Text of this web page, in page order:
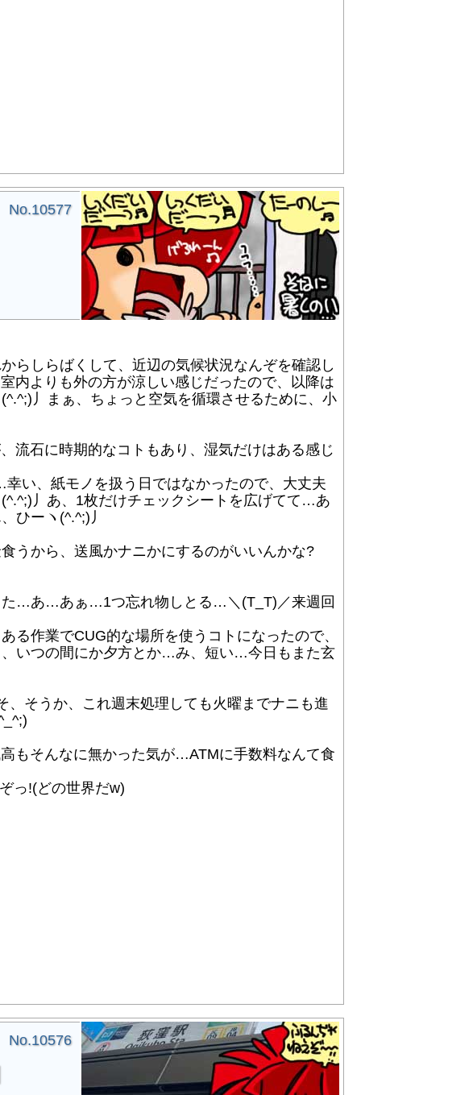
No.10577
らしらばくして、近辺の気候状況なんぞを確認し
内よりも外の方が涼しい感じだったので、以降は
丿まぁ、ちょっと空気を循環させるために、小
流石に時期的なコトもあり、湿気だけはある感じ
い、紙モノを扱う日ではなかったので、大丈夫
丿あ、1枚だけチェックシートを広げてて…あ
ひーヽ(^.^;)丿
から、送風かナニかにするのがいいんかな?
た…あ…あぁ…1つ忘れ物しとる…＼(T_T)／来週回
る作業でCUG的な場所を使うコトになったので、
いつの間にか夕方とか…み、短い…今日もまた玄
そうか、これ週末処理しても火曜までナニも進
もそんなに無かった気が…ATMに手数料なんて食
っ!(どの世界だw)
No.10576